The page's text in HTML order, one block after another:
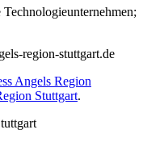
region-stuttgart.de
Angels Region
Stuttgart.